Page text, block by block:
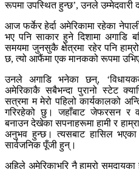
रूपमा उपस्थित हुन्छ’, उनले उम्मेदवारी
आज फर्केर हेर्दा अमेरिकामा रहेका
भए पनि साकार हुने दिशामा अगाडि
समयमा जुनसुकै क्षेत्रमा रहेर पनि
छ, त्यो आफैंमा एक मानकको रूपमा
उनले अगाडि भनेका छन्,
अमेरिकाकै सबैभन्दा पुरानो स्टेट
सत्रमा म मेरो पहिलो कार्यकालको
गरिरहेको छु। जहाँबाट जेफरसन र
बनाउन देखेका सपनाहरूमा हामी र
अनुभव हुन्छ। त्यसबाट हासिल
सार्वजनिक पूँजी हुन्।
अहिले अमेरिकाभरि नै हाम्रो